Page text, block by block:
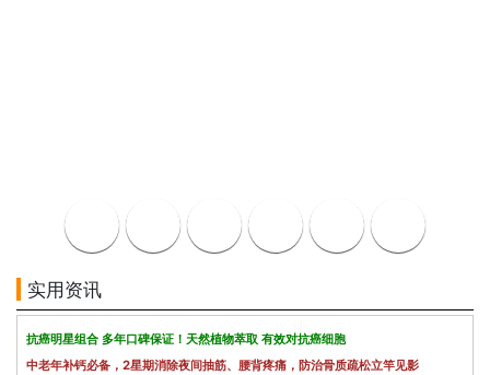
实用资讯
抗癌明星组合 多年口碑保证！天然植物萃取 有效对抗癌细胞
中老年补钙必备，2星期消除夜间抽筋、腰背疼痛，防治骨质疏松立竿见影